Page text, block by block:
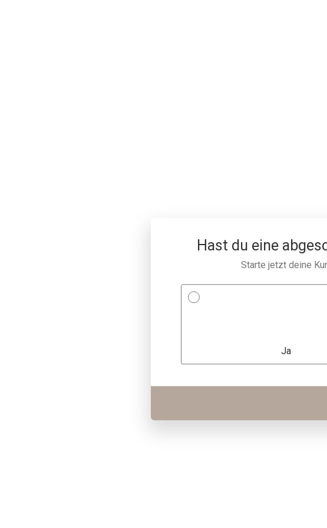
Hast du eine
Starte jetzt deine
Ja